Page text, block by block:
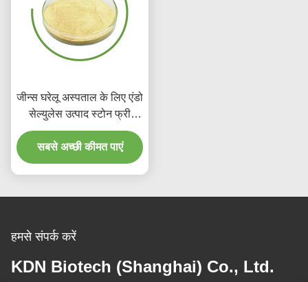
जीन्स घरेलू अस्पताल के लिए एंडो
सेल्युलेस उत्पाद स्टोन फ्री
एंजाइम वॉश
सबसे अच्छी कीमत पाएं
हमसे संपर्क करें
KDN Biotech (Shanghai) Co., Ltd.